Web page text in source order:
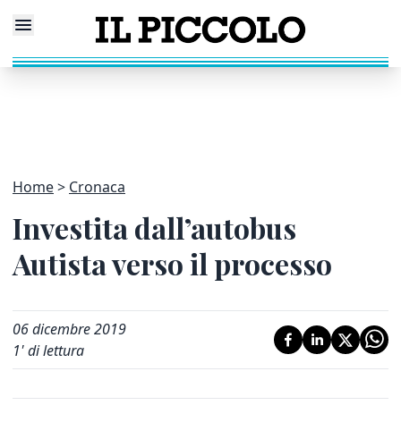
Home Cronaca
Investita dall’autobus
Autista verso il processo
06 dicembre 2019
1' di lettura